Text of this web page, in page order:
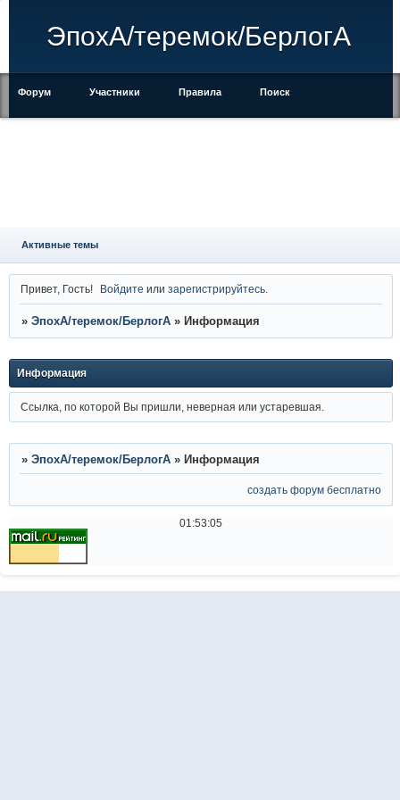
ЭпохА/теремок/БерлогА
Форум Участники Правила Поиск
Активные темы
Привет, Гость! Войдите илизарегистрируйтесь
» ЭпохА/теремок/БерлогА » Информация
Информация
Ссылка, по которой Вы пришли, неверная или устаревшая.
» ЭпохА/теремок/БерлогА » Информация
создать форум бесплатно
01:53:05